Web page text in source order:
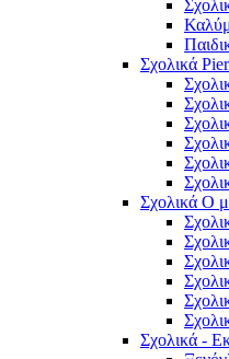
Σχολικά
Σχολικά Ο
Σχολικά -